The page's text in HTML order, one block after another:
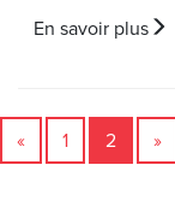
En savoir plus
« 1 2 »